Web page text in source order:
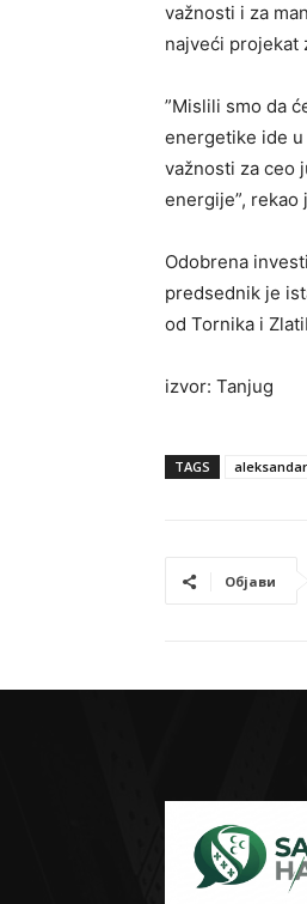
važnosti i za
najveći projekat
”Mislili smo da
energetike ide u
važnosti za ceo
energije”, rekao
Odobrena
predsednik je
od Tornika i
izvor: Tanjug
TAGS
Објави